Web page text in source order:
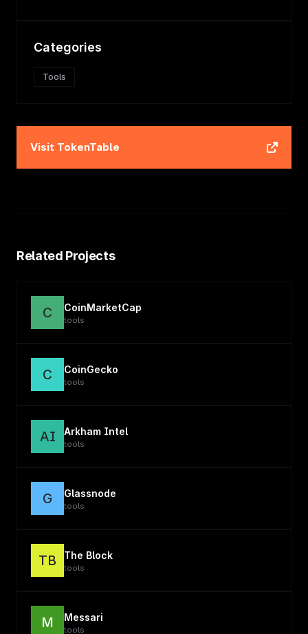
Categories
Tools
Visit TokenTable
Related Projects
C CoinMarketCap
tools
C CoinGecko
tools
AI Arkham Intel
tools
G Glassnode
tools
TB The Block
tools
M Messari
tools